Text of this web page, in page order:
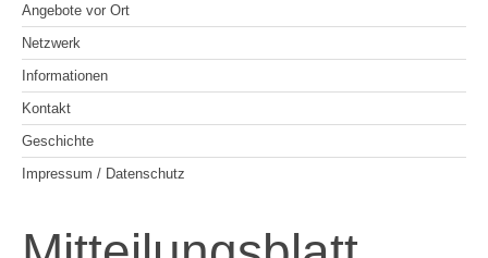
Angebote vor Ort
Netzwerk
Informationen
Kontakt
Geschichte
Impressum / Datenschutz